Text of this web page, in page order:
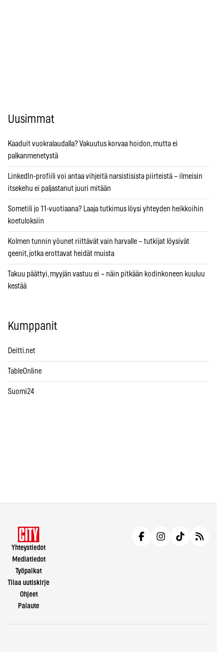
Uusimmat
Kaaduit vuokralaudalla? Vakuutus korvaa hoidon, mutta ei
palkanmenetystä
LinkedIn-profiili voi antaa vihjeitä narsistisista piirteistä – ilmeisin
itsekehu ei paljastanut juuri mitään
Sometili jo 11-vuotiaana? Laaja tutkimus löysi yhteyden heikkoihin
koetuloksiin
Kolmen tunnin yöunet riittävät vain harvalle – tutkijat löysivät
geenit, jotka erottavat heidät muista
Takuu päättyi, myyjän vastuu ei – näin pitkään kodinkoneen kuuluu
kestää
Kumppanit
Deitti.net
TableOnline
Suomi24
Yhteystiedot
Mediatiedot
Työpaikat
Tilaa uutiskirje
Ohjeet
Palaute